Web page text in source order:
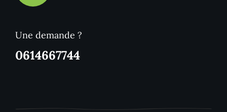
Une demande ?
0614667744